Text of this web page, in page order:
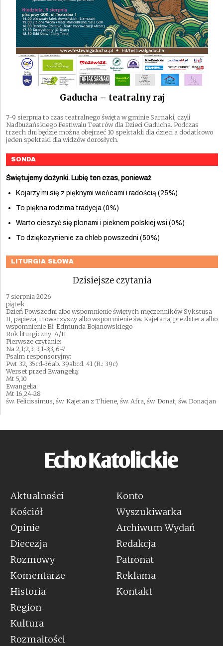
Gaducha – teatralny raj
7-9 sierpnia to czas teatralnego święta w gminie Sarnaki, czyli
Nadbużańskiego Festiwalu Teatrów dla Dzieci Gaducha. Podczas
trzech dni będzie można obejrzeć 10 spektakli dla dzieci a dodatkowo
jeden spektakl dla widzów dorosłych.
SONDA
Świętujemy dożynki. Lubię ten czas, ponieważ
Kojarzy mi się z pięknymi wieńcami i radością (25%)
To piękna rodzima tradycja (0%)
Warto cieszyć się plonami i pieknem polskiej wsi (0%)
To dziękczynienie za chleb powszedni (50%)
LITURGIA SŁOWA
Dzisiejsze czytania
7 sierpnia 2026
piątek
Dzień Powszedni albo wspomnienie świętych męczenników Sykstusa
II, papieża, i towarzyszy albo wspomnienie św. Kajetana, prezbitera albo
wspomnienie Bł. Edmunda Bojanowskiego
Rok liturgiczny: A/II
Pierwsze czytanie:
Na 2,1;2,3; 3,1-3;3, 6-7
Psalm responsoryjny:
Pwt 32, 35cd-36ab. 39abcd. 41 (R.: 39c)
Werset przed Ewangelią:
Mt 5,10
Ewangelia:
Mt 16,24-28
św. Felicissimus, św. Kajetan z Thiene, św. Afra, św. Donat, św. Donacjan
Aktualności
Kościół
Opinie
Diecezja
Rozmowy
Komentarze
Historia
Region
Kultura
Rozmaitości
Konto
Wyszukiwarka
Archiwum Wydań
Redakcja
Patronat
Reklama
Kontakt